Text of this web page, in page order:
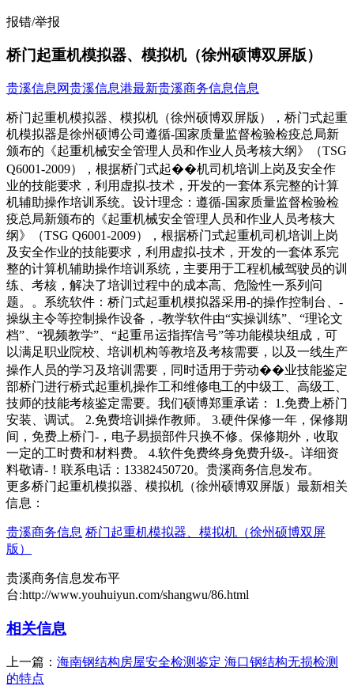
报错/举报
桥门起重机模拟器、模拟机（徐州硕博双屏版）
贵溪信息网贵溪信息港最新贵溪商务信息信息
桥门起重机模拟器、模拟机（徐州硕博双屏版），桥门式起重
机模拟器是徐州硕博公司遵循-国家质量监督检验检疫总局新
颁布的《起重机械安全管理人员和作业人员考核大纲》（TSG
Q6001-2009），根据桥门式起��机司机培训上岗及安全作
业的技能要求，利用虚拟-技术，开发的一套体系完整的计算
机辅助操作培训系统。设计理念：遵循-国家质量监督检验检
疫总局新颁布的《起重机械安全管理人员和作业人员考核大
纲》（TSG Q6001-2009），根据桥门式起重机司机培训上岗
及安全作业的技能要求，利用虚拟-技术，开发的一套体系完
整的计算机辅助操作培训系统，主要用于工程机械驾驶员的训
练、考核，解决了培训过程中的成本高、危险性一系列问
题。。系统软件：桥门式起重机模拟器采用-的操作控制台、-
操纵主令等控制操作设备，-教学软件由“实操训练”、“理论文
档”、“视频教学”、“起重吊运指挥信号”等功能模块组成，可
以满足职业院校、培训机构等教培及考核需要，以及一线生产
操作人员的学习及培训需要，同时适用于劳动��业技能鉴定
部桥门进行桥式起重机操作工和维修电工的中级工、高级工、
技师的技能考核鉴定需要。我们硕博郑重承诺： 1.免费上桥门
安装、调试。 2.免费培训操作教师。 3.硬件保修一年，保修期
间，免费上桥门-，电子易损部件只换不修。保修期外，收取
一定的工时费和材料费。 4.软件免费终身免费升级-。详细资
料敬请-！联系电话：13382450720。贵溪商务信息发布。
更多桥门起重机模拟器、模拟机（徐州硕博双屏版）最新相关
信息：
贵溪商务信息 桥门起重机模拟器、模拟机（徐州硕博双屏
版）
贵溪商务信息发布平
台:http://www.youhuiyun.com/shangwu/86.html
相关信息
上一篇： 海南钢结构房屋安全检测鉴定 海口钢结构无损检测
的特点